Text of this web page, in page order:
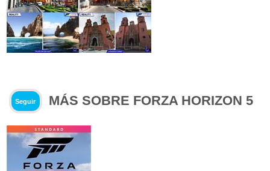
Seguir MÁS SOBRE FORZA HORIZON 5